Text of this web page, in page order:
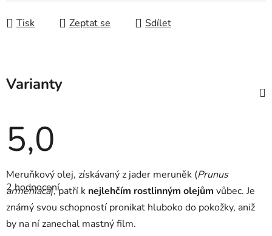
Tisk
Zeptat se Sdílet
Varianty
5,0
Průměrné
hodnocení
produktu
je
5,0
z
5
2 hodnocení
Meruňkový olej, získávaný z jader meruněk (Prunus
armeniaca), patří k nejlehčím rostlinným olejům vůbec. Je
známý svou schopností pronikat hluboko do pokožky, aniž
by na ní zanechal mastný film.